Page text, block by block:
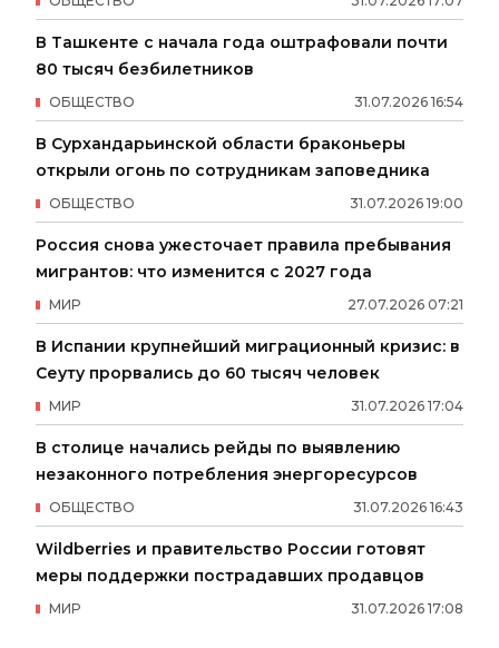
В Ташкенте с начала года оштрафовали почти
80 тысяч безбилетников
31.07.2026 16:54
ОБЩЕСТВО
В Сурхандарьинской области браконьеры
открыли огонь по сотрудникам заповедника
31.07.2026 19:00
ОБЩЕСТВО
Россия снова ужесточает правила пребывания
мигрантов: что изменится с 2027 года
27.07.2026 07:21
МИР
В Испании крупнейший миграционный кризис: в
Сеуту прорвались до 60 тысяч человек
31.07.2026 17:04
МИР
В столице начались рейды по выявлению
незаконного потребления энергоресурсов
31.07.2026 16:43
ОБЩЕСТВО
Wildberries и правительство России готовят
меры поддержки пострадавших продавцов
31.07.2026 17:08
МИР